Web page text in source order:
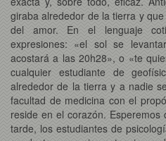
giraba alrededor de la tierra y
del amor. En el lenguaje
expresiones: «el sol se
acostará a las 20h28», o «te
cualquier estudiante de
alrededor de la tierra y a nadie
facultad de medicina con el
reside en el corazón.
tarde, los estudiantes de